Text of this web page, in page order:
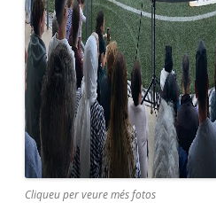
Cliqueu per veure més fotos